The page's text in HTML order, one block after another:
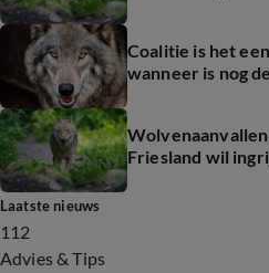
Coalitie is het
wanneer is nog
Friesland wil
Laatste nieuws
112
Advies & Tips